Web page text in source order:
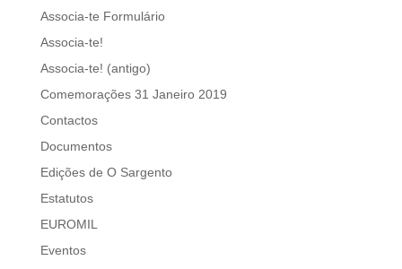
Associa-te Formulário
Associa-te!
Associa-te! (antigo)
Comemorações 31 Janeiro 2019
Contactos
Documentos
Edições de O Sargento
Estatutos
EUROMIL
Eventos